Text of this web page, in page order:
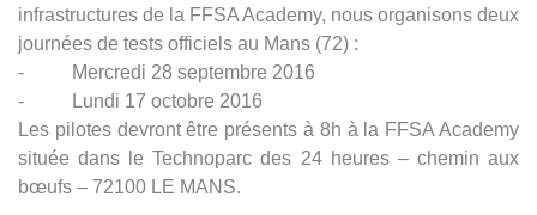
infrastructures de la FFSA Academy, nous organisons deux
journées de tests officiels au Mans (72) :
- Mercredi 28 septembre 2016
- Lundi 17 octobre 2016
Les pilotes devront être présents à 8h à la FFSA Academy
située dans le Technoparc des 24 heures – chemin aux
bœufs – 72100 LE MANS.